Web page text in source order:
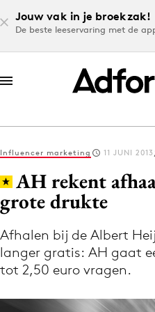
Jouw vak in je broekzak!
De beste leeservaring met de
Log in
Volg het laatste
Influencer marketing 11 JUNI 2013
AH rekent
grote drukte
Afhalen bij de Albert
langer gratis: AH gaat
tot 2,50 euro vragen.